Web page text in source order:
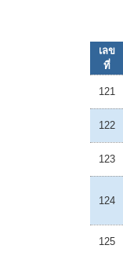
เลข
ที่
121
122
123
124
125